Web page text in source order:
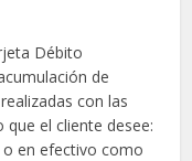
Débito
de
con las
el cliente desee:
en efectivo como